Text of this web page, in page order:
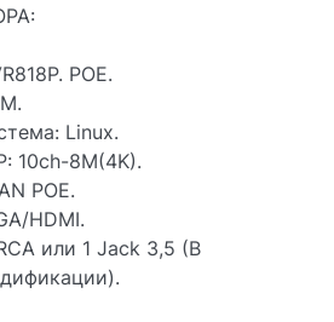
POE.
Linux.
10ch-8M(4K).
POE.
HDMI.
или 1 Jack 3,5 (В